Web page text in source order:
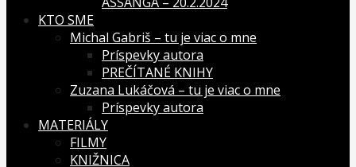
KTO SME
Michal Gabriš – tu je viac o mne
Príspevky autora
PREČÍTANÉ KNIHY
Zuzana Lukáčová – tu je viac o mne
Príspevky autora
MATERIÁLY
FILMY
KNIŽNICA